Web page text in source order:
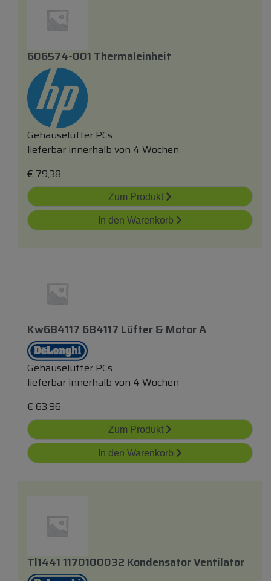
606574-001 Thermaleinheit
Gehäuselüfter PCs
lieferbar innerhalb von 4 Wochen
€ 79,38
Zum Produkt
In den Warenkorb
Kw684117 684117 Lüfter & Motor A
Gehäuselüfter PCs
lieferbar innerhalb von 4 Wochen
€ 63,96
Zum Produkt
In den Warenkorb
Tl1441 1170100032 Kondensator Ventilator